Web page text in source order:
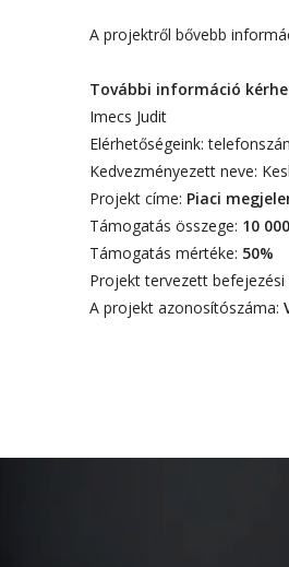
A projektről bővebb
További információ
Imecs Judit
Elérhetőségeink:
Kedvezményezett neve:
Projekt címe: Piaci
Támogatás összege: 10
Támogatás mértéke: 50%
Projekt tervezett befejezési
A projekt azonosítószáma: